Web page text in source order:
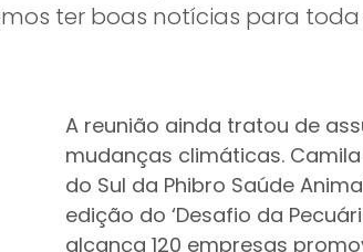
ter boas notícias para
A reunião ainda tratou de
mudanças climáticas.
do Sul da Phibro Saúde
edição do ‘Desafio da
alcança 120 empresas